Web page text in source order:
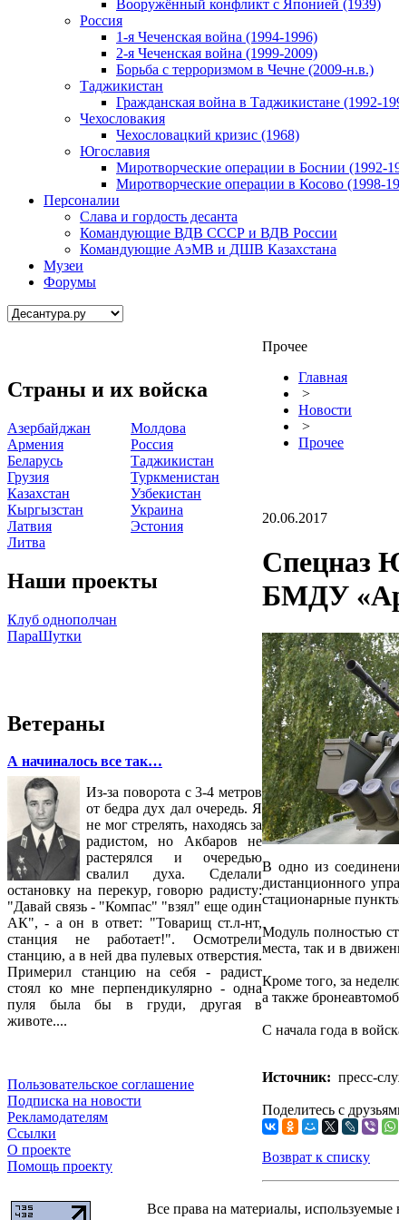
Вооружённый конфликт с Японией (1939)
Россия
1-я Чеченская война (1994-1996)
2-я Чеченская война (1999-2009)
Борьба с терроризмом в Чечне (2009-н.в.)
Таджикистан
Гражданская война в Таджикистане (1992-
Чехословакия
Чехословацкий кризис (1968)
Югославия
Миротворческие операции в Боснии (1992-
Миротворческие операции в Косово (1998-
Персоналии
Слава и гордость десанта
Командующие ВДВ СССР и ВДВ России
Командующие АэМВ и ДШВ Казахстана
Музеи
Форумы
Страны и их войска
Азербайджан
Армения
Беларусь
Грузия
Казахстан
Кыргызстан
Латвия
Литва
Молдова
Россия
Таджикистан
Туркменистан
Узбекистан
Украина
Эстония
Наши проекты
Клуб однополчан
ПараШутки
Ветераны
А начиналось все так…
Из-за поворота с 3-4 метров
от бедра дух дал очередь. Я
не мог стрелять, находясь за
радистом, но Акбаров не
растерялся и очередью
свалил духа. Сделали
остановку на перекур, говорю радисту:
"Давай связь - "Компас" "взял" еще один
АК", - а он в ответ: "Товарищ ст.л-нт,
станция не работает!". Осмотрели
станцию, а в ней два пулевых отверстия.
Примерил станцию на себя - радист
стоял ко мне перпендикулярно - одна
пуля была бы в груди, другая в
животе....
Пользовательское соглашение
Подписка на новости
Рекламодателям
Ссылки
О проекте
Помощь проекту
Прочее
Главная
>
Новости
>
Прочее
20.06.2017
Спецназ
БМДУ
В одно из
дистанционного
стационарные
Модуль полностью
места, так и в
Кроме того, за
а также
С начала года в
Источник: пресс-
Поделитесь с
Возврат к списку
Все права на материалы, используемые